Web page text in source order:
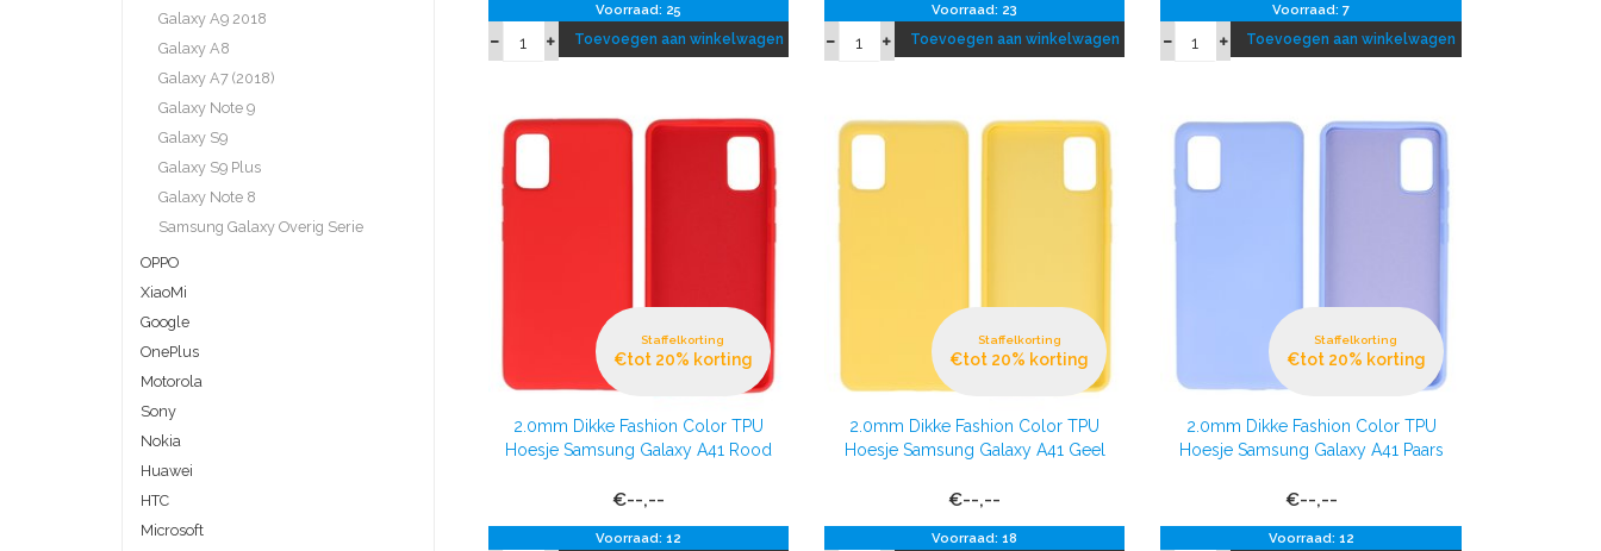
Galaxy A9 2018
Galaxy A8
Galaxy A7 (2018)
Galaxy Note 9
Galaxy S9
Galaxy S9 Plus
Galaxy Note 8
Samsung Galaxy Overig Serie
OPPO
XiaoMi
Google
OnePlus
Motorola
Sony
Nokia
Huawei
HTC
Microsoft
Voorraad: 25
Toevoegen aan winkelwagen
Voorraad: 23
Toevoegen aan winkelwagen
Voorraad: 7
Toevoegen aan winkelwagen
Staffelkorting
€tot 20% korting
2.0mm Dikke Fashion Color TPU
Hoesje Samsung Galaxy A41 Rood
€--,--
Voorraad: 12
Staffelkorting
€tot 20% korting
2.0mm Dikke Fashion Color TPU
Hoesje Samsung Galaxy A41 Geel
€--,--
Voorraad: 18
Staffelkorting
€tot 20% korting
2.0mm Dikke Fashion Color TPU
Hoesje Samsung Galaxy A41 Paars
€--,--
Voorraad: 12